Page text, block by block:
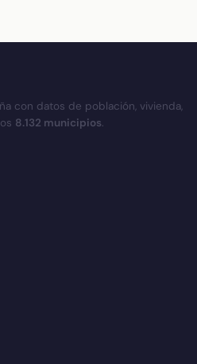
con datos de población, vivienda,
8.132 municipios.